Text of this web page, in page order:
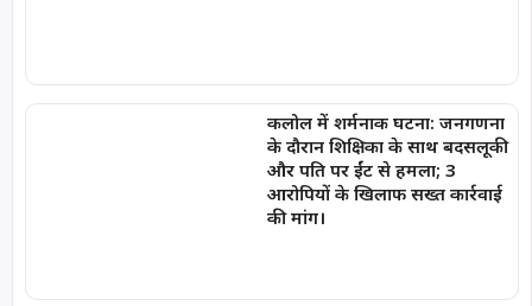
कलोल में शर्मनाक घटना: जनगणना
के दौरान शिक्षिका के साथ बदसलूकी
और पति पर ईंट से हमला; 3
आरोपियों के खिलाफ सख्त कार्रवाई
की मांग।